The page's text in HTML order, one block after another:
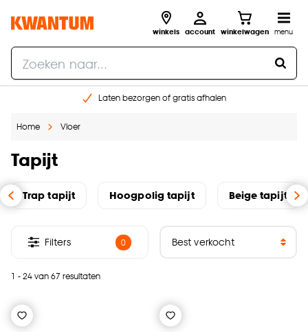
winkels account winkelwagen menu
Laten bezorgen of gratis afhalen
Home Vloer
Tapijt
Trap tapijt Hoogpolig tapijt Beige tapijt
1 - 24 van 67 resultaten
Filters 0